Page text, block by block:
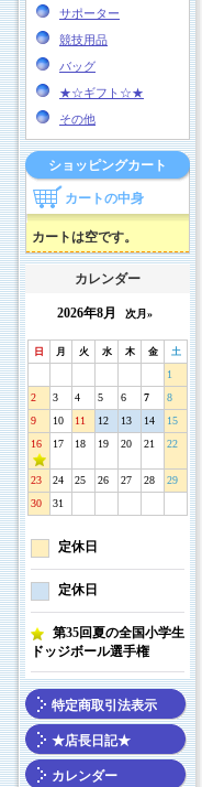
サポーター
競技用品
バッグ
★☆ギフト☆★
その他
ショッピングカート
カートの中身
カートは空です。
カレンダー
2026年8月 次月»
日 月 火 水 木 金 土
1
2
3 4 5 6 7
8
9
10 11 12 13 14
15
16
17 18 19 20 21 22
23 24 25 26 27 28
29
30
31
定休日
定休日
第35回夏の全国小学生
ドッジボール選手権
特定商取引法表示
★店長日記★
カレンダー